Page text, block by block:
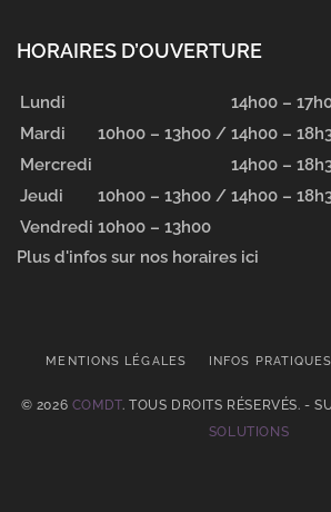
HORAIRES D’OUVERTURE
Lundi
14h00 –
Mardi
10h00 – 13h00 / 14h00 –
Mercredi
14h00 –
Jeudi
10h00 – 13h00 / 14h00 –
Vendredi 10h00 – 13h00
Plus d'infos sur nos horaires ici
MENTIONS LÉGALES INFOS PRATIQUES
© 2026 COMDT. TOUS DROITS RÉSERVÉS. -
SOLUTIONS